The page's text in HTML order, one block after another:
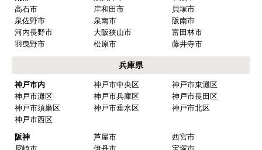
高石市
岸和田市
貝塚市
泉佐野市
泉南市
阪南市
河内長野市
大阪狭山市
富田林市
羽曳野市
松原市 藤井寺市
兵庫県
神戸市内 神戸市中央区
神戸市東灘区
神戸市灘区
神戸市兵庫区
神戸市長田区
神戸市須磨区
神戸市垂水区
神戸市北区
神戸市西区
阪神
芦屋市
西宮市